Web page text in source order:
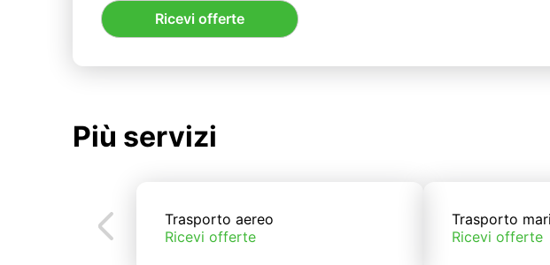
Ricevi offerte
Più servizi
Trasporto aereo
Ricevi offerte
Trasporto
Ricevi offerte